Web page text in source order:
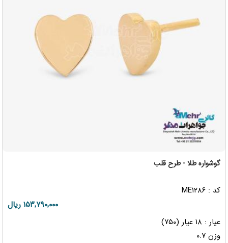
گوشواره طلا - طرح قلب
کد : ME۱۲۸۶
۱۵۳,۷۹۰,۰۰۰ ریال
عیار : ۱۸ عیار (۷۵۰)
وزن ۰.۷